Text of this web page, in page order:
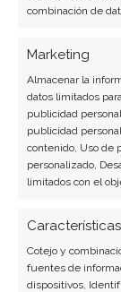
combinación de
Marketing
Almacenar la
datos limitados
publicidad
publicidad
contenido, Uso de
personalizado,
limitados con el
Características
Cotejo y
fuentes de
dispositivos,
gratuito
Strategy:
Strategy
Compartir